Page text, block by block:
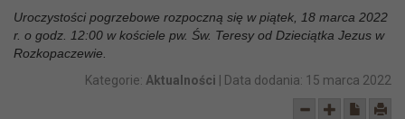
Uroczystości pogrzebowe rozpoczną się w piątek, 18 marca 2022
r. o godz. 12:00 w kościele pw. Św. Teresy od Dzieciątka Jezus w
Rozkopaczewie.
Kategorie: Aktualności | Data dodania: 15 marca 2022